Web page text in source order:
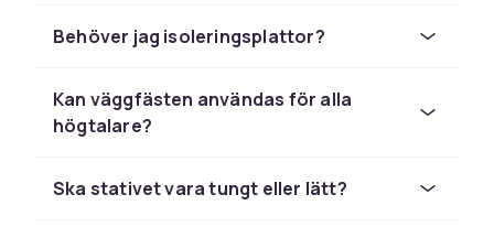
Väggfästen för diskret
montering
Väggfästen sparar golvyta och placerar
exakt där du vill ha dem. Lutningsbara fästen
Behöver jag isoleringsplattor?
Kan väggfästen användas för alla
högtalare?
Ska stativet vara tungt eller lätt?